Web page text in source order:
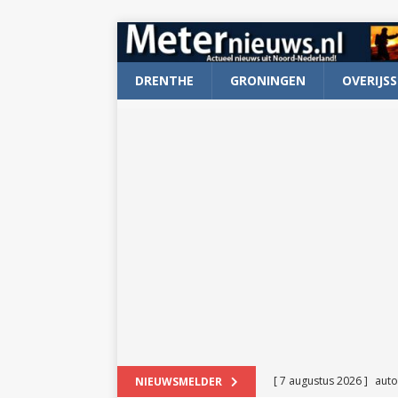
DRENTHE GRONINGEN
NIEUWSMELDER [ 7 augustus 2026 ]